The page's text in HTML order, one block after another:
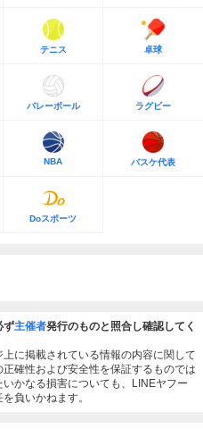
テニス 卓球
バレーボール ラグビー
NBA バスケ代表
Doスポーツ
ず主催者発行のものと照合し確認してく
に掲載されている情報の内容に関して
確性および安全性を保証するものでは
かなる損害についても、LINEヤフー
負いかねます。